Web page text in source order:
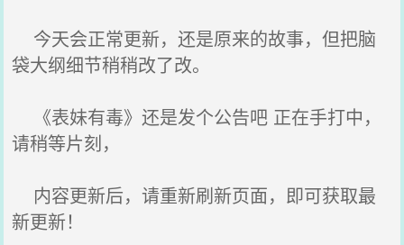
今天会正常更新，还是原来的故事，但把脑
袋大纲细节稍稍改了改。
《表妹有毒》还是发个公告吧 正在手打中，
请稍等片刻，
内容更新后，请重新刷新页面，即可获取最
新更新！